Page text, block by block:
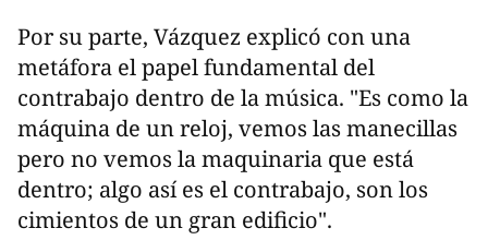
Por su parte, Vázquez explicó con una
metáfora el papel fundamental del
contrabajo dentro de la música. "Es como la
máquina de un reloj, vemos las manecillas
pero no vemos la maquinaria que está
dentro; algo así es el contrabajo, son los
cimientos de un gran edificio".